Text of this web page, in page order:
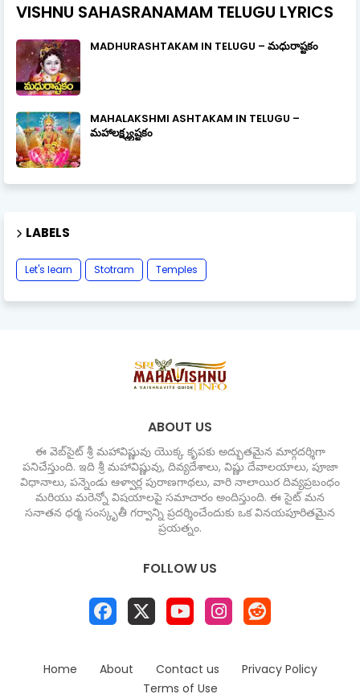
VISHNU SAHASRANAMAM TELUGU LYRICS
MADHURASHTAKAM IN TELUGU – మధురాష్టకం
MAHALAKSHMI ASHTAKAM IN TELUGU –
మహాలక్ష్మ్యష్టకం
LABELS
Let's learn Stotram Temples
ABOUT US
ఈ వెబ్‌సైట్ శ్రీ మహావిష్ణువు యొక్క కృపకు అద్భుతమైన మార్గదర్శిగా
పనిచేస్తుంది. ఇది శ్రీ మహావిష్ణువు, దివ్యదేశాలు, విష్ణు దేవాలయాలు, పూజా
విధానాలు, పన్నెండు ఆళ్వార్ల పురాణగాథలు, వారి నాలాయిర దివ్యప్రబంధం
మరియు మరెన్నో విషయాలపై సమాచారం అందిస్తుంది. ఈ సైట్ మన
సనాతన ధర్మ సంస్కృతీ గర్వాన్ని ప్రదర్శించేందుకు ఒక వినయపూరితమైన
ప్రయత్నం.
FOLLOW US
Home About Contact us
Privacy Policy
Terms of Use